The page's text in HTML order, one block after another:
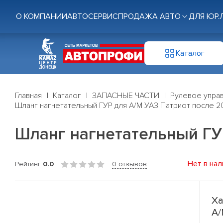
О КОМПАНИИАВТОСЕРВИСПРОДАЖА АВТО ДЛЯ
Каталог
Главная Каталог ЗАПАСНЫЕ ЧАСТИ Рулевое
Шланг нагнетательный ГУР для А/М УАЗ Патриот после
Шланг нагнетательный
Рейтинг 0.0 0 отзывов Нет в
А/